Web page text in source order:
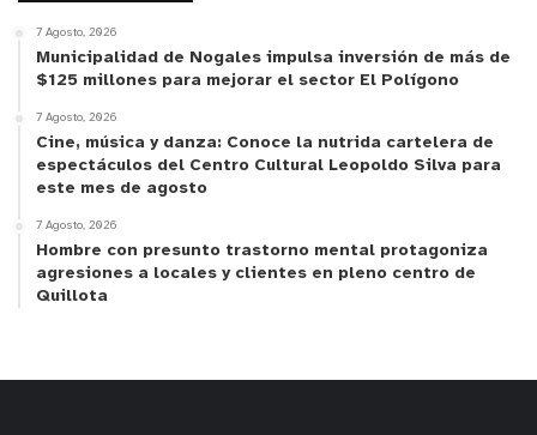
7 Agosto, 2026
Municipalidad de Nogales impulsa inversión de más de
$125 millones para mejorar el sector El Polígono
7 Agosto, 2026
Cine, música y danza: Conoce la nutrida cartelera de
espectáculos del Centro Cultural Leopoldo Silva para
este mes de agosto
7 Agosto, 2026
Hombre con presunto trastorno mental protagoniza
agresiones a locales y clientes en pleno centro de
Quillota